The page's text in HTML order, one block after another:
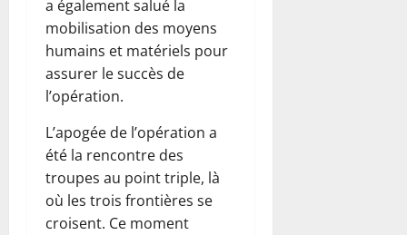
a également salué la
mobilisation des moyens
humains et matériels pour
assurer le succès de
l’opération.
L’apogée de l’opération a
été la rencontre des
troupes au point triple, là
où les trois frontières se
croisent. Ce moment